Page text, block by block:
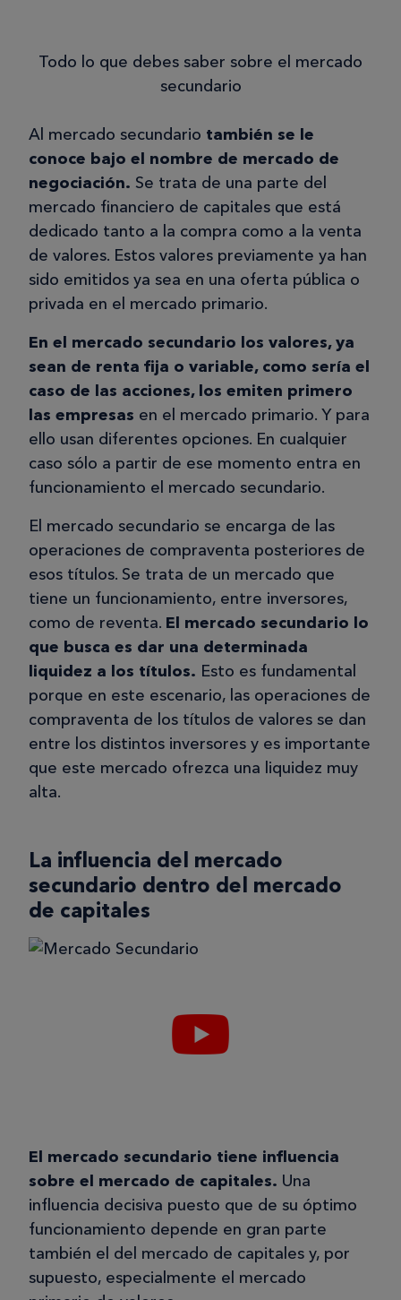
Todo lo que debes saber sobre el mercado
secundario
Al mercado secundario también se le
conoce bajo el nombre de mercado de
negociación. Se trata de una parte del
mercado financiero de capitales que está
dedicado tanto a la compra como a la venta
de valores. Estos valores previamente ya han
sido emitidos ya sea en una oferta pública o
privada en el mercado primario.
En el mercado secundario los valores, ya
sean de renta fija o variable, como sería el
caso de las acciones, los emiten primero
las empresas en el mercado primario. Y para
ello usan diferentes opciones. En cualquier
caso sólo a partir de ese momento entra en
funcionamiento el mercado secundario.
El mercado secundario se encarga de las
operaciones de compraventa posteriores de
esos títulos. Se trata de un mercado que
tiene un funcionamiento, entre inversores,
como de reventa. El mercado secundario lo
que busca es dar una determinada
liquidez a los títulos. Esto es fundamental
porque en este escenario, las operaciones de
compraventa de los títulos de valores se dan
entre los distintos inversores y es importante
que este mercado ofrezca una liquidez muy
alta.
La influencia del mercado
secundario dentro del mercado
de capitales
El mercado secundario tiene influencia
sobre el mercado de capitales. Una
influencia decisiva puesto que de su óptimo
funcionamiento depende en gran parte
también el del mercado de capitales y, por
supuesto, especialmente el mercado